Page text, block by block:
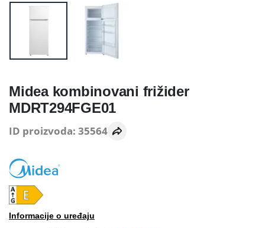
Midea kombinovani frižider
MDRT294FGE01
ID proizvoda: 35564
Informacije o uređaju